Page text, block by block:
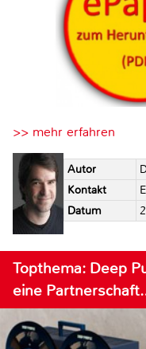
>> mehr erfahren
Autor
Kontakt
Datum
Topthema: Deep
eine